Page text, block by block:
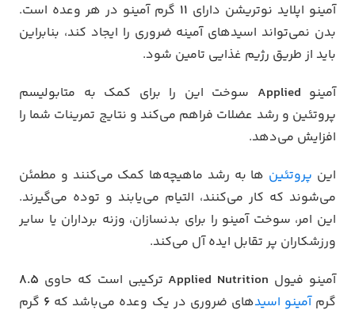
آمینو اپلاید نوتریشن دارای ۱۱ گرم آمینو در هر وعده است.
بدن نمی‌تواند اسیدهای آمینه ضروری را ایجاد کند، بنابراین
باید از طریق رژیم غذایی تامین شود.
آمینو Applied سوخت این را برای کمک به متابولیسم
پروتئین و رشد عضلات فراهم می‌کند و نتایج تمرینات شما را
افزایش می‌دهد.
این پروتئین ها به رشد ماهیچه‌ها کمک می‌کنند و مطمئن
می‌شوند که کار می‌کنند، التیام می‌یابند و توده می‌گیرند.
این امر، سوخت آمینو را برای بدنسازان، وزنه برداران یا سایر
ورزشکاران پر تقابل ایده آل می‌کند.
آمینو فیول Applied Nutrition ترکیبی است که حاوی ۸.۵
گرمآمینو اسیدهای ضروری در یک وعده می‌باشد که ۶ گرم